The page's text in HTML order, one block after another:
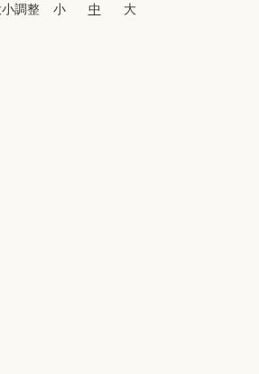
調整 小 中 大